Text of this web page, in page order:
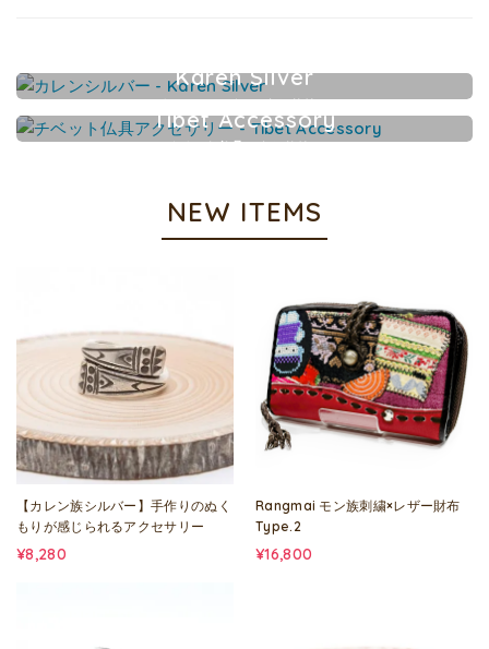
Karen Silver
カレンシルバーアクセサリー
Tibet Accessory
チベット仏具アクセサリー
NEW ITEMS
【カレン族シルバー】手作りのぬく
もりが感じられるアクセサリー
¥8,280
Rangmai モン族刺繍×レザー財布
Type.2
¥16,800